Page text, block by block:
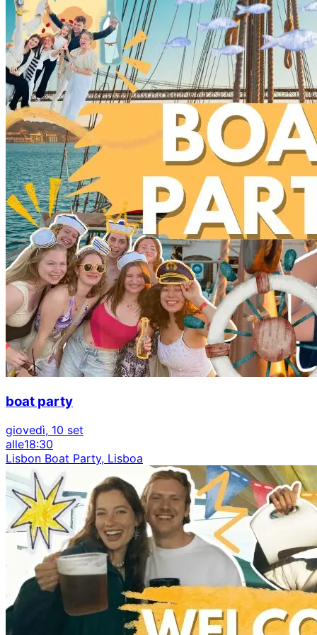
boat party
giovedì, 10 set
alle18:30
Lisbon Boat Party, Lisboa